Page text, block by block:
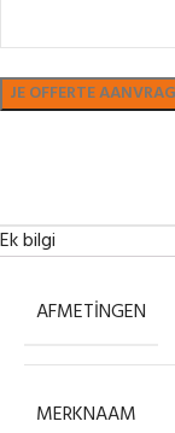
Ek bilgi
AFMETINGEN
MERKNAAM